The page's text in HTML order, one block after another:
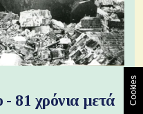
81 χρόνια μετά
Cookies